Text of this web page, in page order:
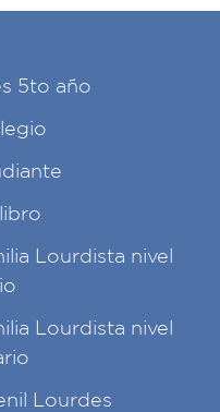
5to año
Lourdista nivel
Lourdista nivel
Lourdes